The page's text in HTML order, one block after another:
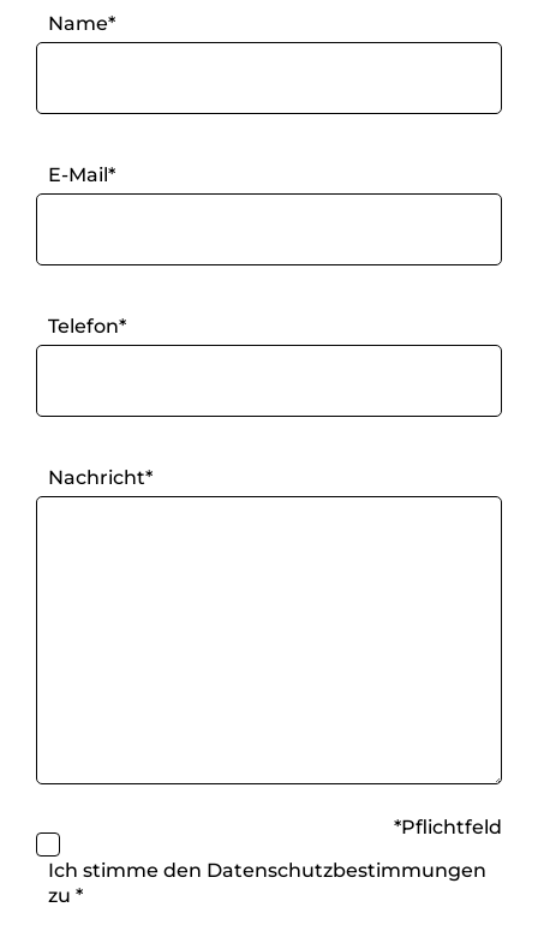
Name*
E-Mail*
Telefon*
Fax
Nachricht*
*Pflichtfeld
Ich stimme den Datenschutzbestimmungen
zu *